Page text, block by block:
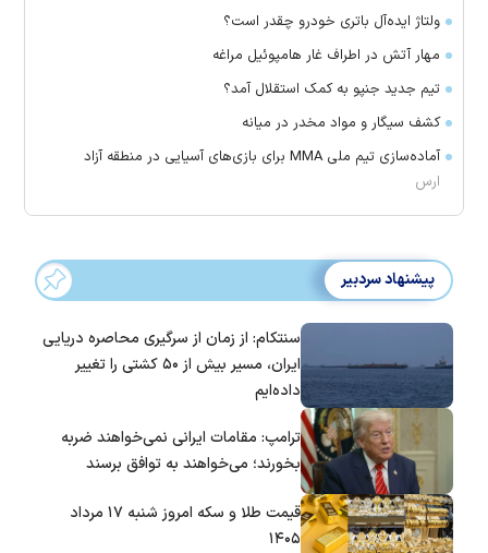
ولتاژ ایده‌آل باتری خودرو چقدر است؟
مهار آتش در اطراف غار هامپوئیل مراغه
تیم جدید جنپو به کمک استقلال آمد؟
کشف سیگار و مواد مخدر در میانه
آماده‌سازی تیم ملی MMA برای بازی‌های آسیایی در منطقه آزاد
ارس
پیشنهاد سردبیر
سنتکام: از زمان از سرگیری محاصره دریایی
ایران، مسیر بیش از ۵۰ کشتی را تغییر
داده‌ایم
ترامپ: مقامات ایرانی نمی‌خواهند ضربه
بخورند؛ می‌خواهند به توافق برسند
قیمت طلا و سکه امروز شنبه ۱۷ مرداد
۱۴۰۵